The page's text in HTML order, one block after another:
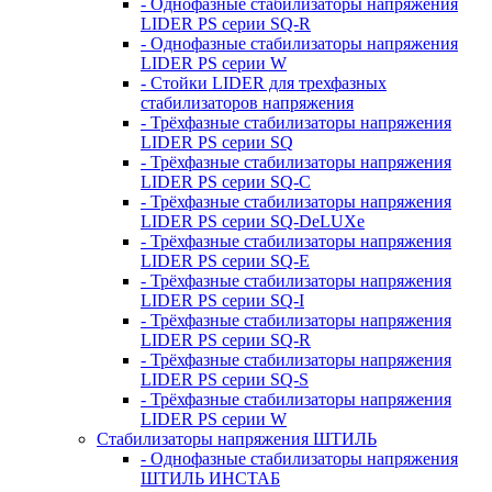
- Однофазные стабилизаторы напряжения
LIDER PS серии SQ-R
- Однофазные стабилизаторы напряжения
LIDER PS серии W
- Стойки LIDER для трехфазных
стабилизаторов напряжения
- Трёхфазные стабилизаторы напряжения
LIDER PS серии SQ
- Трёхфазные стабилизаторы напряжения
LIDER PS серии SQ-C
- Трёхфазные стабилизаторы напряжения
LIDER PS серии SQ-DeLUXe
- Трёхфазные стабилизаторы напряжения
LIDER PS серии SQ-E
- Трёхфазные стабилизаторы напряжения
LIDER PS серии SQ-I
- Трёхфазные стабилизаторы напряжения
LIDER PS серии SQ-R
- Трёхфазные стабилизаторы напряжения
LIDER PS серии SQ-S
- Трёхфазные стабилизаторы напряжения
LIDER PS серии W
Стабилизаторы напряжения ШТИЛЬ
- Однофазные стабилизаторы напряжения
ШТИЛЬ ИНСТАБ